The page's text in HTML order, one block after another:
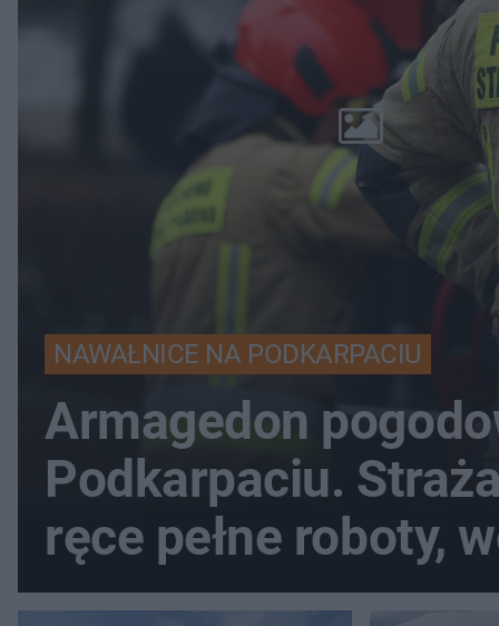
NAWAŁNICE NA PODKARPACIU
Armagedon
Podkarpaciu.
ręce pełne roboty,
zalewa posesje i